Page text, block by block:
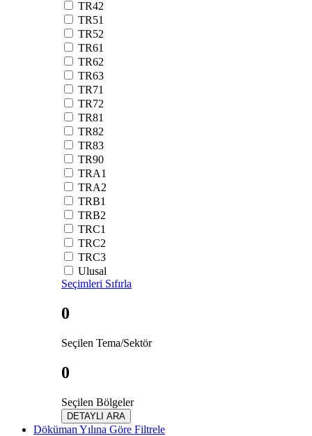
TR42
TR51
TR52
TR61
TR62
TR63
TR71
TR72
TR81
TR82
TR83
TR90
TRA1
TRA2
TRB1
TRB2
TRC1
TRC2
TRC3
Ulusal
Seçimleri Sıfırla
0
Seçilen Tema/Sektör
0
Seçilen Bölgeler
DETAYLI ARA
Döküman Yılına Göre Filtrele